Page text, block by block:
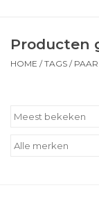
Schoenen
Producten
HOME /TAGS / PAAR